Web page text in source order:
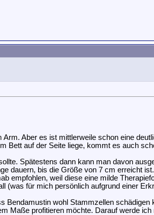
Aber es ist mittlerweile schon eine
Bett auf der Seite liege, kommt es auch
Spätestens dann kann man davon
dauern, bis die Größe von 7 cm erreicht
empfohlen, weil diese eine milde
für mich persönlich aufgrund einer
wohl Stammzellen
Maße profitieren möchte. Darauf werde